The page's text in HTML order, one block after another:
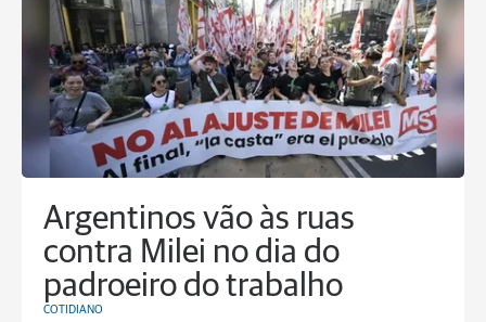
Argentinos vão às ruas
contra Milei no dia do
padroeiro do trabalho
COTIDIANO